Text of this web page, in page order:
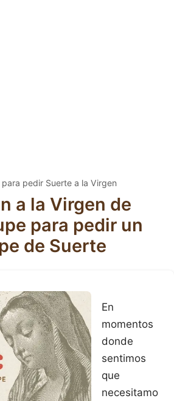
para pedir Suerte a la Virgen
a la Virgen de
para pedir un
de Suerte
En
momentos
donde
sentimos
que
necesitamo